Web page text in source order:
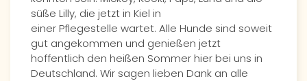
süße Lilly, die jetzt in Kiel in
einer Pflegestelle wartet. Alle Hunde sind soweit
gut angekommen und genießen jetzt
hoffentlich den heißen Sommer hier bei uns in
Deutschland. Wir sagen lieben Dank an alle